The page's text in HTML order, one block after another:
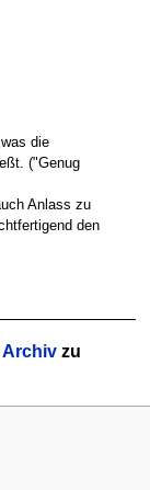
die
("Genug
Anlass zu
den
zu